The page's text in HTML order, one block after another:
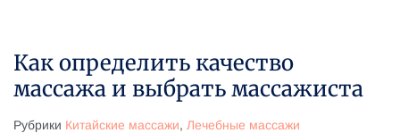
Как определить качество
массажа и выбрать массажиста
Рубрики Китайские массажи, Лечебные массажи